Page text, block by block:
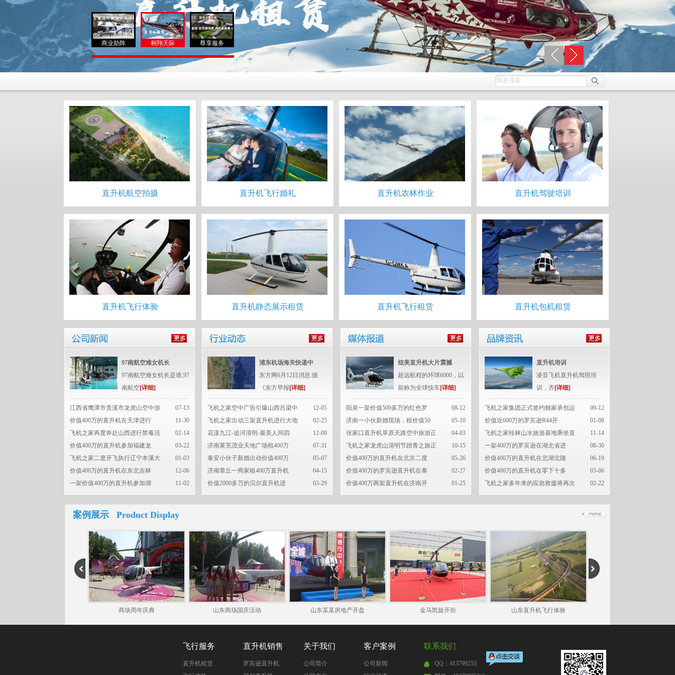
商业助阵 翱翔天际 尊享服务
直升机航空拍摄 直升机飞行婚礼 直升机农林作业 直升机驾驶培训
直升机飞行体验 直升机静态展示租赁 直升机飞行租赁 直升机包机租赁
97南航空难女机长
97南航空难女机长是谁,97
南航空[详细]
07-13
江西省鹰潭市贵溪市龙虎山空中游
11-30
价值400万的直升机在天津进行
02-14
飞机之家再度奔赴山西进行禁毒活
03-22
价值400万的直升机参加福建龙
01-03
飞机之家二度开飞执行辽宁本溪大
12-06
价值400万的直升机在东北吉林
11-02
一架价值400万的直升机参加湖
浦东机场海关快递中
东方网6月12日消息:据
《东方早报 [详细]
12-05
飞机之家空中广告引爆山西吕梁中
02-25
飞机之家出动三架直升机进行大地
12-09
花漾九江-追浔清明-最美人间四
07-31
济南莱芜茂业天地广场租400万
05-07
泰安小伙子新婚出动价值400万
04-15
济南章丘一商家租400万直升机
03-29
价值2000多万的贝尔直升机进
炫美直升机大片震撼
超远航程的环球6000，以
前称为全球快车[详细]
08-12
阳泉一架价值500多万的红色罗
05-10
济南一小伙新婚现场，租价值50
04-03
张家口直升机草原天路空中旅游正
10-15
飞机之家龙虎山清明节踏青之旅正
05-26
价值400万的直升机在北京二度
02-27
价值400万的罗宾逊直升机在泰
01-25
价值400万两架直升机在济南开
直升机培训
凌音飞机直升机驾照培
训，齐 [详细]
09-12
飞机之家集团正式签约独家承包运
01-08
价值近600万的罗宾逊R44开
11-14
飞机之家桂林山水旅游基地乘坐直
08-30
一架400万的罗宾逊在湖北省进
06-19
价值400万的直升机在北湖北随
03-06
价值400万的直升机在零下十多
02-22
飞机之家多年来的应急救援将再次
案例展示 Product Display
商场周年庆典 山东商场国庆活动 山东某某房地产开盘 金马凯旋开街 山东直升机飞行体验
飞行服务
直升机租赁
直升机销售
罗宾逊直升机
关于我们
公司简介
客户案例
公司新闻
联系我们
QQ：413799253